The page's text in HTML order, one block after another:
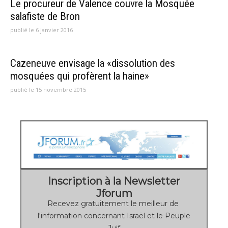
Le procureur de Valence couvre la Mosquée
salafiste de Bron
publié le 6 janvier 2016
Cazeneuve envisage la «dissolution des
mosquées qui profèrent la haine»
publié le 15 novembre 2015
Inscription à la Newsletter
Jforum
Recevez gratuitement le meilleur de
l'information concernant Israël et le Peuple